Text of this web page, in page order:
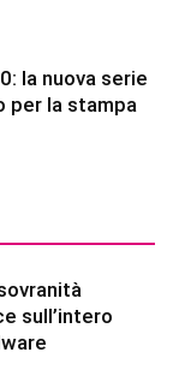
la nuova serie
per la stampa
sull’intero